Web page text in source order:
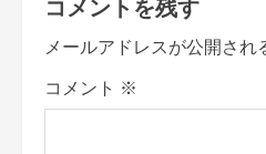
a
v
i
メールアドレスが公開され
コメント ※